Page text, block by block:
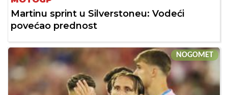
Martinu sprint u Silverstoneu: Vodeći
povećao prednost
NOGOMET